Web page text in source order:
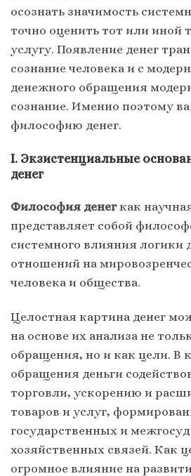
осознать значимость
точно оценить тот или иной
услугу. Появление денег
сознание человека и с
денежного обращения
сознание. Именно поэтому
философию денег.
I. Экзистенциальные
денег
Философия денегкак
представляет собой
системного влияния логики
отношений на
человека и общества.
Целостная картина денег
на основе их анализа не
обращения, но и как цели. В
обращения деньги
торговли, ускорению и
товаров и услуг,
государственных и
хозяйственных связей. Как
огромное влияние на